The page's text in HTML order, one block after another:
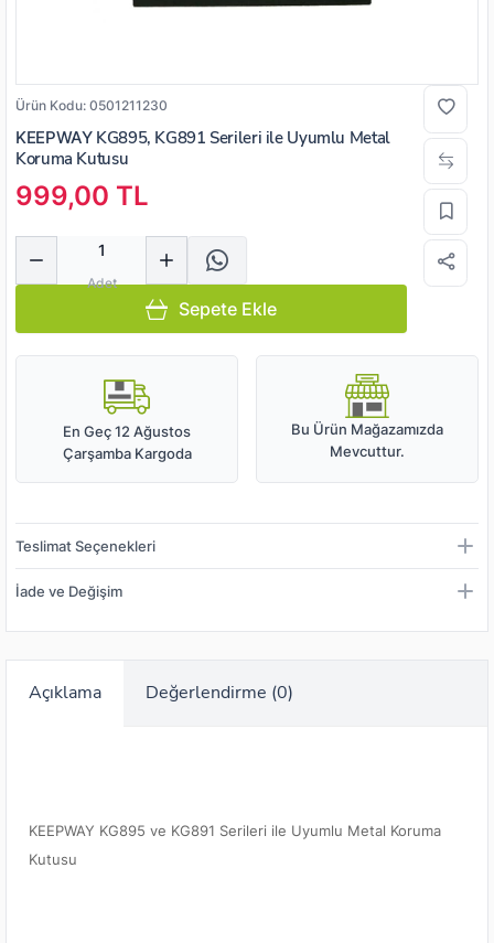
Ürün Kodu: 0501211230
KEEPWAYKG895, KG891 Serileri ile Uyumlu Metal
Koruma Kutusu
999,00 TL
Adet
Sepete Ekle
En Geç 12 Ağustos
Çarşamba Kargoda
Bu Ürün Mağazamızda
Mevcuttur.
Teslimat Seçenekleri
İade ve Değişim
Açıklama Değerlendirme (0)
KEEPWAY KG895 ve KG891 Serileri ile Uyumlu Metal Koruma
Kutusu